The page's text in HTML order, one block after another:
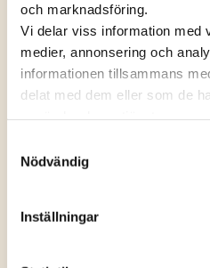
och marknadsföring.
Vi delar viss information med
medier, annonsering och
informationen tillsammans
delat med dem eller som de
Nödvändig
Inställningar
kl 10-16 Träffa Majblomman
Hör mer om deras
av majblommor bidrar till att
fattigdom.
omnejd.
kl 10-16 Presentkortstävling